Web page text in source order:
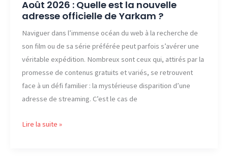
Août 2026 : Quelle est la nouvelle
adresse officielle de Yarkam ?
Naviguer dans l’immense océan du web à la recherche de
son film ou de sa série préférée peut parfois s’avérer une
véritable expédition. Nombreux sont ceux qui, attirés par la
promesse de contenus gratuits et variés, se retrouvent
face à un défi familier : la mystérieuse disparition d’une
adresse de streaming. C’est le cas de
Août
Lire la suite »